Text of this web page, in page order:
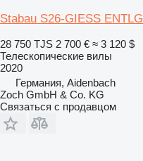
Stabau S26-GIESS ENTLG
28 750 TJS 2 700 € ≈ 3 120 $
Телескопические вилы
2020
Германия, Aidenbach
Zoch GmbH & Co. KG
Связаться с продавцом